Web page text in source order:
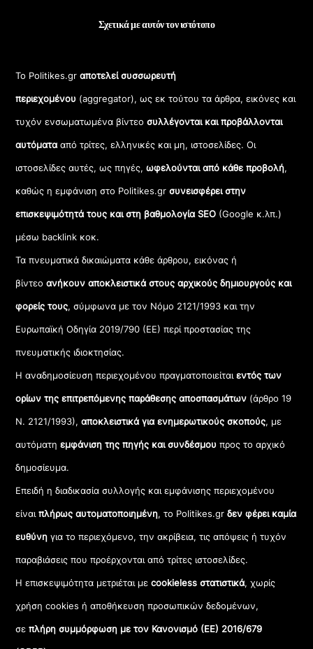
Σχετικά με αυτόν τον ιστότοπο
Το Politikes.grαποτελεί συσσωρευτή
περιεχομένου (aggregator), ως εκ τούτου τα άρθρα, εικόνες και
τυχόν ενσωματωμένα βίντεοσυλλέγονται και προβάλλονται
αυτόματααπό τρίτες, ελληνικές και μη, ιστοσελίδες. Οι
ιστοσελίδες αυτές, ως πηγές,ωφελούνται από κάθε προβολή,
καθώς η εμφάνιση στο Politikes.gr συνεισφέρει στην
επισκεψιμότητά τους και στη βαθμολογία SEO (Google κ.λπ.)
μέσω backlink κοκ.
Τα πνευματικά δικαιώματα κάθε άρθρου, εικόνας ή
βίντεοανήκουν αποκλειστικά στους αρχικούς δημιουργούς και
φορείς τους, σύμφωνα με τον Νόμο 2121/1993 και την
Ευρωπαϊκή Οδηγία 2019/790 (ΕΕ) περί προστασίας της
πνευματικής ιδιοκτησίας.
Η αναδημοσίευση περιεχομένου πραγματοποιείταιεντός των
ορίων της επιτρεπόμενης παράθεσης αποσπασμάτων (άρθρο 19
Ν. 2121/1993), αποκλειστικά για ενημερωτικούς σκοπούς, με
αυτόματηεμφάνιση της πηγής και συνδέσμου προς το αρχικό
δημοσίευμα.
Επειδή η διαδικασία συλλογής και εμφάνισης περιεχομένου
είναιπλήρως αυτοματοποιημένη, το Politikes.grδεν φέρει καμία
ευθύνη για το περιεχόμενο, την ακρίβεια, τις απόψεις ή τυχόν
παραβιάσεις που προέρχονται από τρίτες ιστοσελίδες.
Η επισκεψιμότητα μετριέται μεcookieless στατιστικά, χωρίς
χρήση cookies ή αποθήκευση προσωπικών δεδομένων,
σεπλήρη συμμόρφωση με τον Κανονισμό (ΕΕ) 2016/679